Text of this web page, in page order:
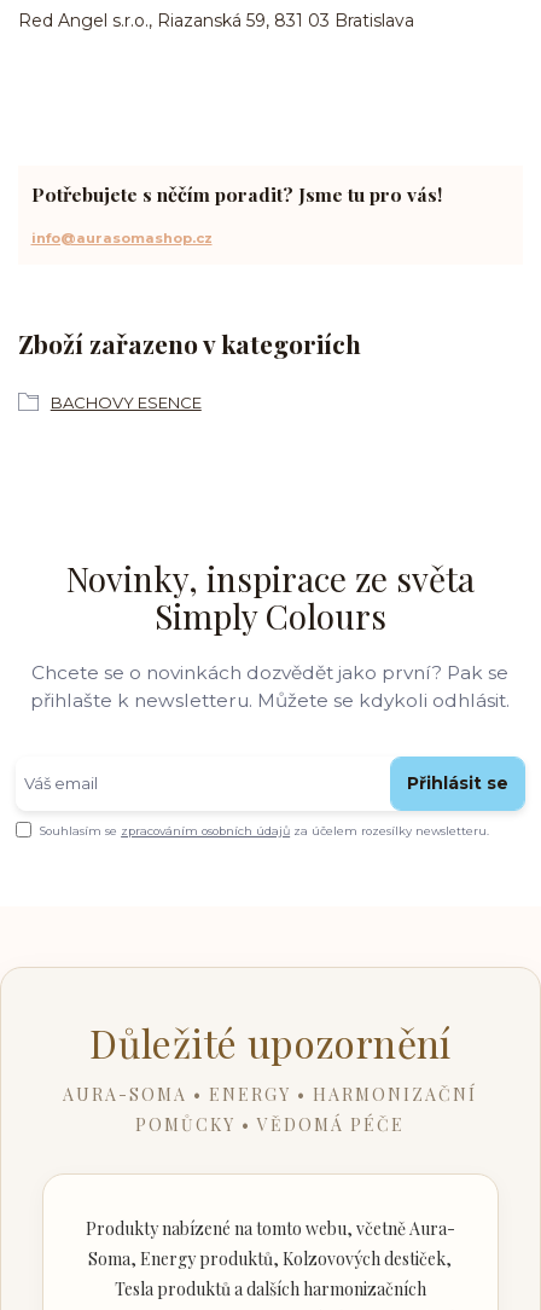
Red Angel s.r.o., Riazanská 59, 831 03 Bratislava
Zboží zařazeno v kategoriích
BACHOVY ESENCE
Potřebujete s něčím poradit? Jsme tu pro vás!
info@aurasomashop.cz
Novinky, inspirace ze světa
Simply Colours
Chcete se o novinkách dozvědět jako první? Pak se
přihlašte k newsletteru. Můžete se kdykoli odhlásit.
Přihlásit se
Souhlasím se zpracováním osobních údajů za účelem rozesílky newsletteru.
Důležité upozornění
AURA-SOMA • ENERGY • HARMONIZAČNÍ
POMŮCKY • VĚDOMÁ PÉČE
Produkty nabízené na tomto webu, včetně Aura-
Soma, Energy produktů, Kolzovových destiček,
Tesla produktů a dalších harmonizačních